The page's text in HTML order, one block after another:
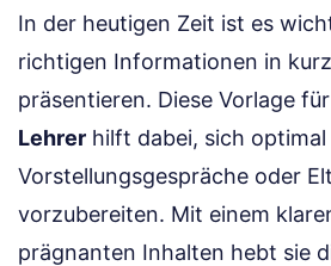
In der heutigen Zeit ist es
richtigen Informationen in
präsentieren. Diese Vorlage
Lehrer hilft dabei, sich optimal
Vorstellungsgespräche oder
vorzubereiten. Mit einem
prägnanten Inhalten hebt sie